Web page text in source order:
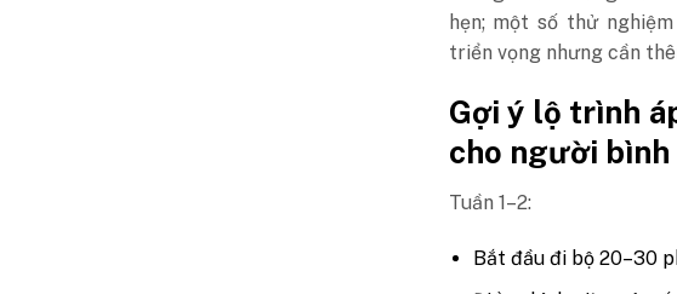
hẹn; một số thử
triển vọng nhưng cần
Gợi ý lộ trình
cho người
Tuần 1–2:
Bắt đầu đi bộ 20–30